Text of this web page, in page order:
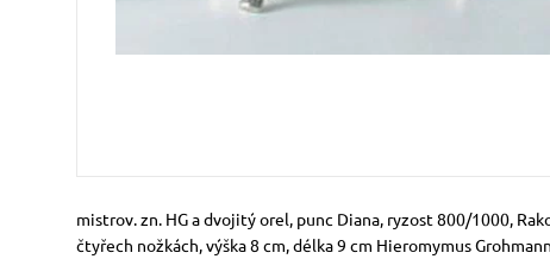
Rozměry
Stručný popis předmětu
mistrov. zn. HG a dvojitý orel, punc Diana, ryzost 800/1000,
čtyřech nožkách, výška 8 cm, délka 9 cm Hieromymus